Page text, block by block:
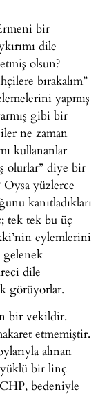
bir
dile
olsun?
bırakalım”
yapmış
gibi bir
ne zaman
kullananlar
olurlar” diye bir
yüzlerce
kanıtladıkları
tek tek bu üç
eylemlerini
dile
görüyorlar.
bir vekildir.
etmemiştir.
alınan
yüklü bir linç
bedeniyle